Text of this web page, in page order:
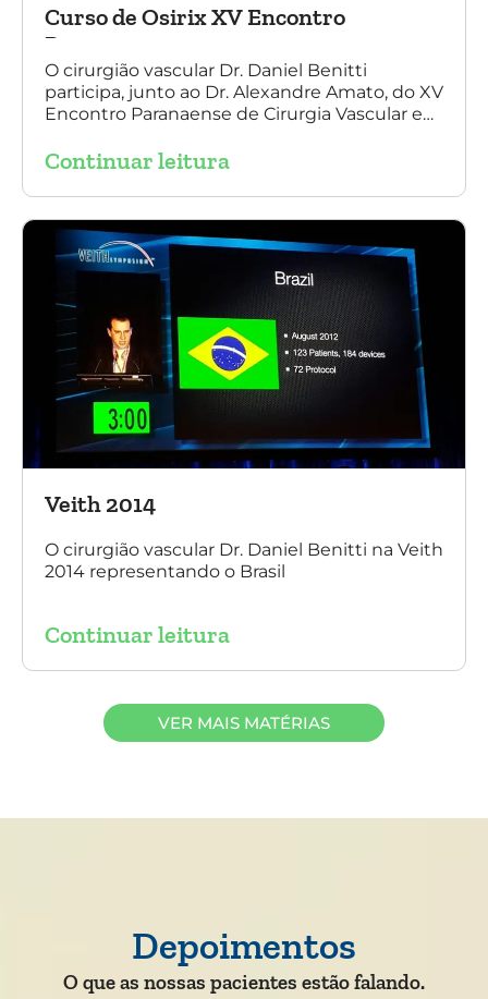
Curso de Osirix XV Encontro
Paranaense
O cirurgião vascular Dr. Daniel Benitti
participa, junto ao Dr. Alexandre Amato, do XV
Encontro Paranaense de Cirurgia Vascular e
Continuar leitura
Veith 2014
O cirurgião vascular Dr. Daniel Benitti na Veith
2014 representando o Brasil
Continuar leitura
VER MAIS MATÉRIAS
Depoimentos
O que as nossas pacientes estão falando.